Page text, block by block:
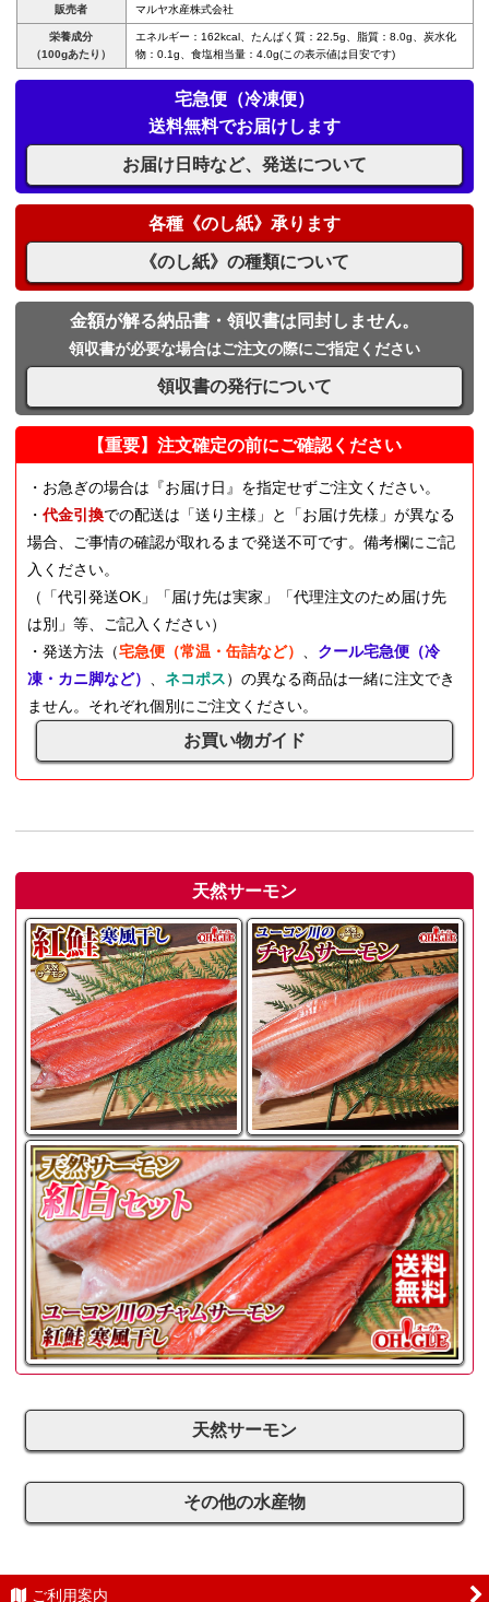
販売者 マルヤ水産株式会社
栄養成分
（100gあたり）
エネルギー：162kcal、たんぱく質：22.5g、脂質：8.0g、炭水化
物：0.1g、食塩相当量：4.0g(この表示値は目安です)
宅急便（冷凍便）
送料無料でお届けします
お届け日時など、発送について
各種《のし紙》承ります
《のし紙》の種類について
金額が解る納品書・領収書は同封しません。
領収書が必要な場合はご注文の際にご指定ください
領収書の発行について
【重要】注文確定の前にご確認ください
・お急ぎの場合は『お届け日』を指定せずご注文ください。
・代金引換での配送は「送り主様」と「お届け先様」が異なる
場合、ご事情の確認が取れるまで発送不可です。備考欄にご記
入ください。
（「代引発送OK」「届け先は実家」「代理注文のため届け先
は別」等、ご記入ください）
・発送方法（宅急便（常温・缶詰など）
クール宅急便（冷
凍・カニ脚など）
、ネコポス）の異なる商品は一緒に注文でき
ません。それぞれ個別にご注文ください。
お買い物ガイド
天然サーモン
天然サーモン
その他の水産物
ご利用案内